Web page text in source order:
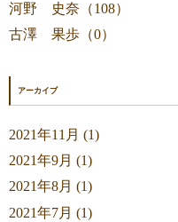
河野 史奈（108）
古澤 果歩（0）
アーカイブ
2021年11月 (1)
2021年9月 (1)
2021年8月 (1)
2021年7月 (1)